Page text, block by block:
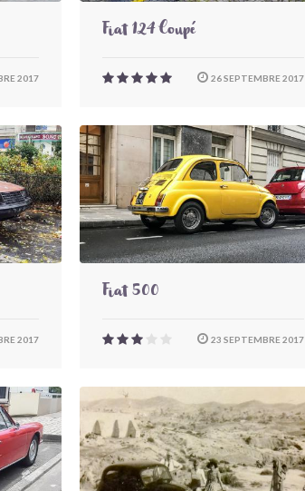
2017
Fiat 124 Coupé
26 SEPTEMBRE 2017
2017
Fiat 500
23 SEPTEMBRE 2017